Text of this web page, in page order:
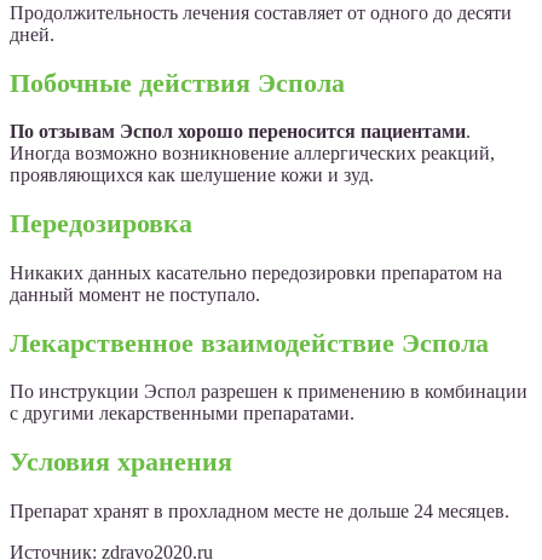
Продолжительность лечения составляет от одного до десяти
дней.
Побочные действия Эспола
По отзывам Эспол хорошо переносится пациентами.
Иногда возможно возникновение аллергических реакций,
проявляющихся как шелушение кожи и зуд.
Передозировка
Никаких данных касательно передозировки препаратом на
данный момент не поступало.
Лекарственное взаимодействие Эспола
По инструкции Эспол разрешен к применению в комбинации
с другими лекарственными препаратами.
Условия хранения
Препарат хранят в прохладном месте не дольше 24 месяцев.
Источник: zdravo2020.ru